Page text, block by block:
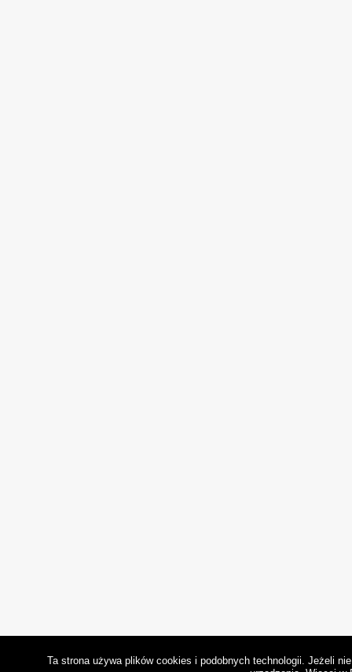
Ta strona używa plików cookies i podobnych technologii. Jeżeli